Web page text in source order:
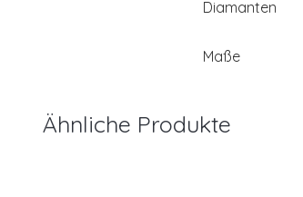
Diamanten
Maße
Ähnliche Produkte